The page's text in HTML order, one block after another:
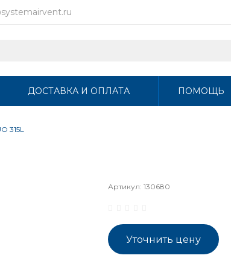
ДОСТАВКА И ОПЛАТА ПОМОЩЬ
315L
Артикул: 130680
Уточнить цену